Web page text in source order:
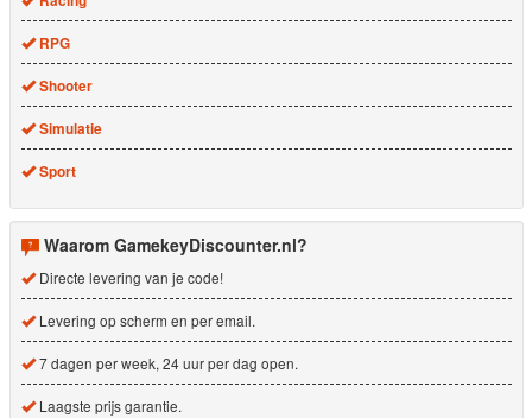
RPG
Shooter
Simulatie
Sport
Waarom GamekeyDiscounter.nl?
Directe levering van je code!
Levering op scherm en per email.
7 dagen per week, 24 uur per dag open.
Laagste prijs garantie.